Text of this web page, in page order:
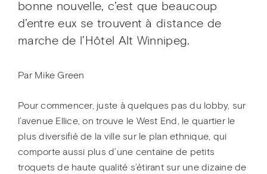
bonne nouvelle, c’est que beaucoup
d’entre eux se trouvent à distance de
marche de l’Hôtel Alt Winnipeg.
Par Mike Green
Pour commencer, juste à quelques pas du lobby, sur
l’avenue Ellice, on trouve le West End, le quartier le
plus diversifié de la ville sur le plan ethnique, qui
comporte aussi plus d’une centaine de petits
troquets de haute qualité s’étirant sur une dizaine de